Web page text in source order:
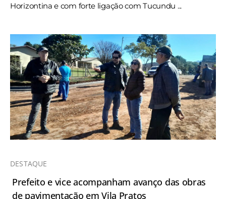
Horizontina e com forte ligação com Tucundu ...
DESTAQUE
Prefeito e vice acompanham avanço das obras
de pavimentação em Vila Pratos